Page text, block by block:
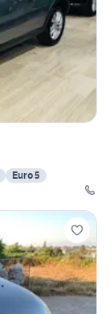
Euro 5